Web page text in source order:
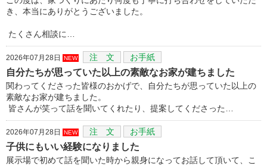
き、本当にありがとうございました。
たくさん相談に…
2026年07月28日 NEW 注 文 お手紙
自分たちが思っていた以上の素敵なお家が建ちました
関わってくださった皆様のおかげで、自分たちが思っていた以上の
素敵なお家が建ちました。
皆さんが笑って話を聞いてくれたり、提案してくださった…
2026年07月28日 NEW 注 文 お手紙
子供にもいい経験になりました
展示場で初めて話を聞いた時から親身になってお話して頂いて、こ